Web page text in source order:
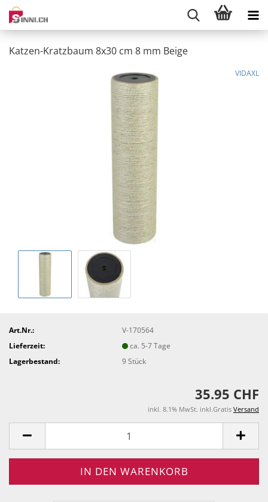
Katzen-Kratzbaum 8x30 cm 8 mm Beige
VIDAXL
Art.Nr.:
V-170564
Lieferzeit:
ca. 5-7 Tage
Lagerbestand:
9Stück
35.95 CHF
inkl. 8.1% MwSt. inkl.Gratis Versand